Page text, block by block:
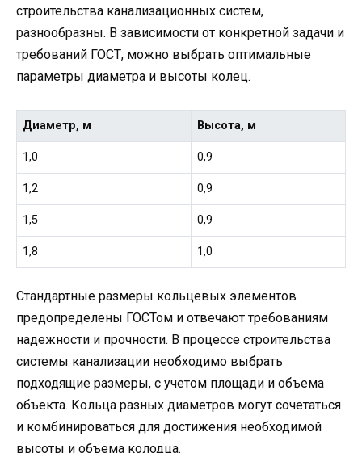
строительства канализационных систем,
разнообразны. В зависимости от конкретной задачи и
требований ГОСТ, можно выбрать оптимальные
параметры диаметра и высоты колец.
Диаметр, м Высота, м
1,0 0,9
1,2 0,9
1,5 0,9
1,8 1,0
Стандартные размеры кольцевых элементов
предопределены ГОСТом и отвечают требованиям
надежности и прочности. В процессе строительства
системы канализации необходимо выбрать
подходящие размеры, с учетом площади и объема
объекта. Кольца разных диаметров могут сочетаться
и комбинироваться для достижения необходимой
высоты и объема колодца.